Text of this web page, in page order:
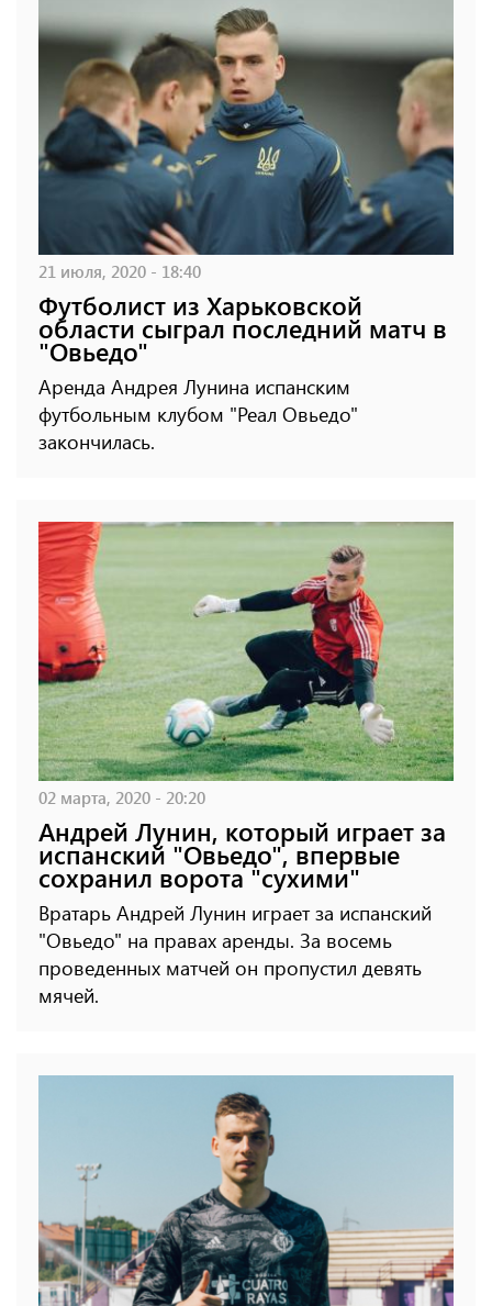
21 июля, 2020 - 18:40
Футболист из Харьковской
области сыграл последний матч в
"Овьедо"
Аренда Андрея Лунина испанским
футбольным клубом "Реал Овьедо"
закончилась.
02 марта, 2020 - 20:20
Андрей Лунин, который играет за
испанский "Овьедо", впервые
сохранил ворота "сухими"
Вратарь Андрей Лунин играет за испанский
"Овьедо" на правах аренды. За восемь
проведенных матчей он пропустил девять
мячей.